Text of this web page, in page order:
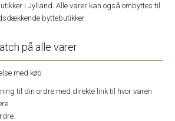
i Jylland. Alle varer kan også ombyttes til
byttebutikker.
på alle varer
med køb
til din ordre med direkte link til hvor varen